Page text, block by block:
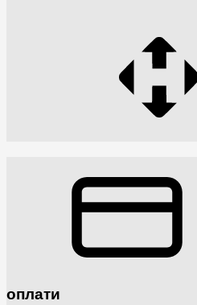
оплати